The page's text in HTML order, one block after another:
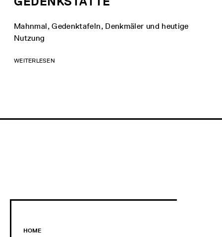
Mahnmal, Gedenktafeln, Denkmäler und heutige
Nutzung
WEITERLESEN
HOME